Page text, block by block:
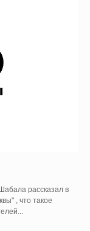
рассказал в
, что такое